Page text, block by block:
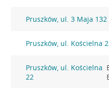
Pruszków, ul. 3 Maja 132
Pruszków, ul. Kościelna
Pruszków, ul. Kościelna
22